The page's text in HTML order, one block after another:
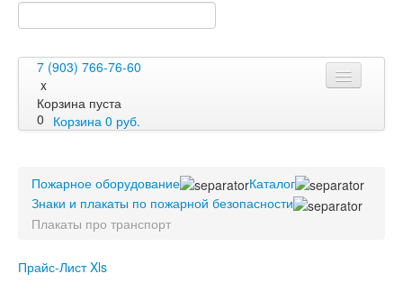
7 (903) 766-76-60
x
Корзина пуста
0 Корзина 0 руб.
Перезарядка
Перезарядка ОП
Перезарядка ОУ
Доставка
Пожарное оборудование
Каталог
Знаки и плакаты по пожарной безопасности
Плакаты про транспорт
Прайс-Лист Xls